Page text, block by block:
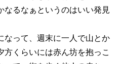
なるなぁというのはいい発見
なって、週末に一人で山とか
方くらいには赤ん坊を抱っこ